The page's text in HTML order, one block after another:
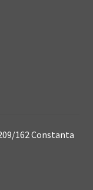
162 Constanta